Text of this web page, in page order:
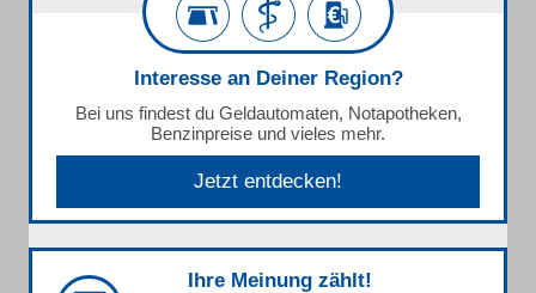
Interesse an Deiner Region?
Bei uns findest du Geldautomaten, Notapotheken,
Benzinpreise und vieles mehr.
Jetzt entdecken!
Ihre Meinung zählt!